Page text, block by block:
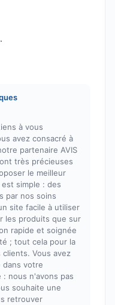
à vous
avez consacré à
partenaire AVIS
très précieuses
le meilleur
simple : des
par nos soins
site facile à utiliser
les produits que sur
rapide et soignée
; tout cela pour la
Vous avez
dans votre
nous n'avons pas
souhaite une
retrouver